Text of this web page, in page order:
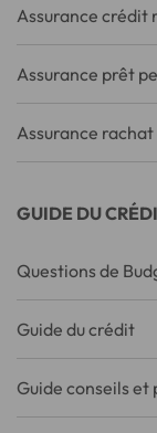
Assurance crédit
Assurance prêt
Assurance
GUIDE DU
Questions de
Guide du crédit
Guide conseils et